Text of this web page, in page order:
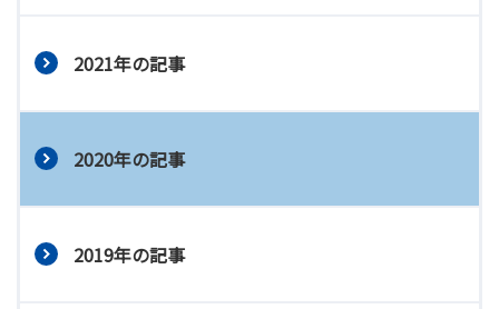
2021年の記事
2020年の記事
2019年の記事